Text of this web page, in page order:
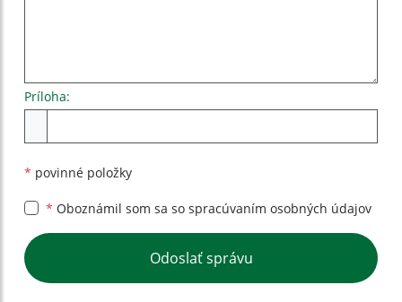
Príloha:
* povinné položky
* Oboznámil som sa so spracúvaním osobných údajov
Google reCaptcha Response
Odoslať správu